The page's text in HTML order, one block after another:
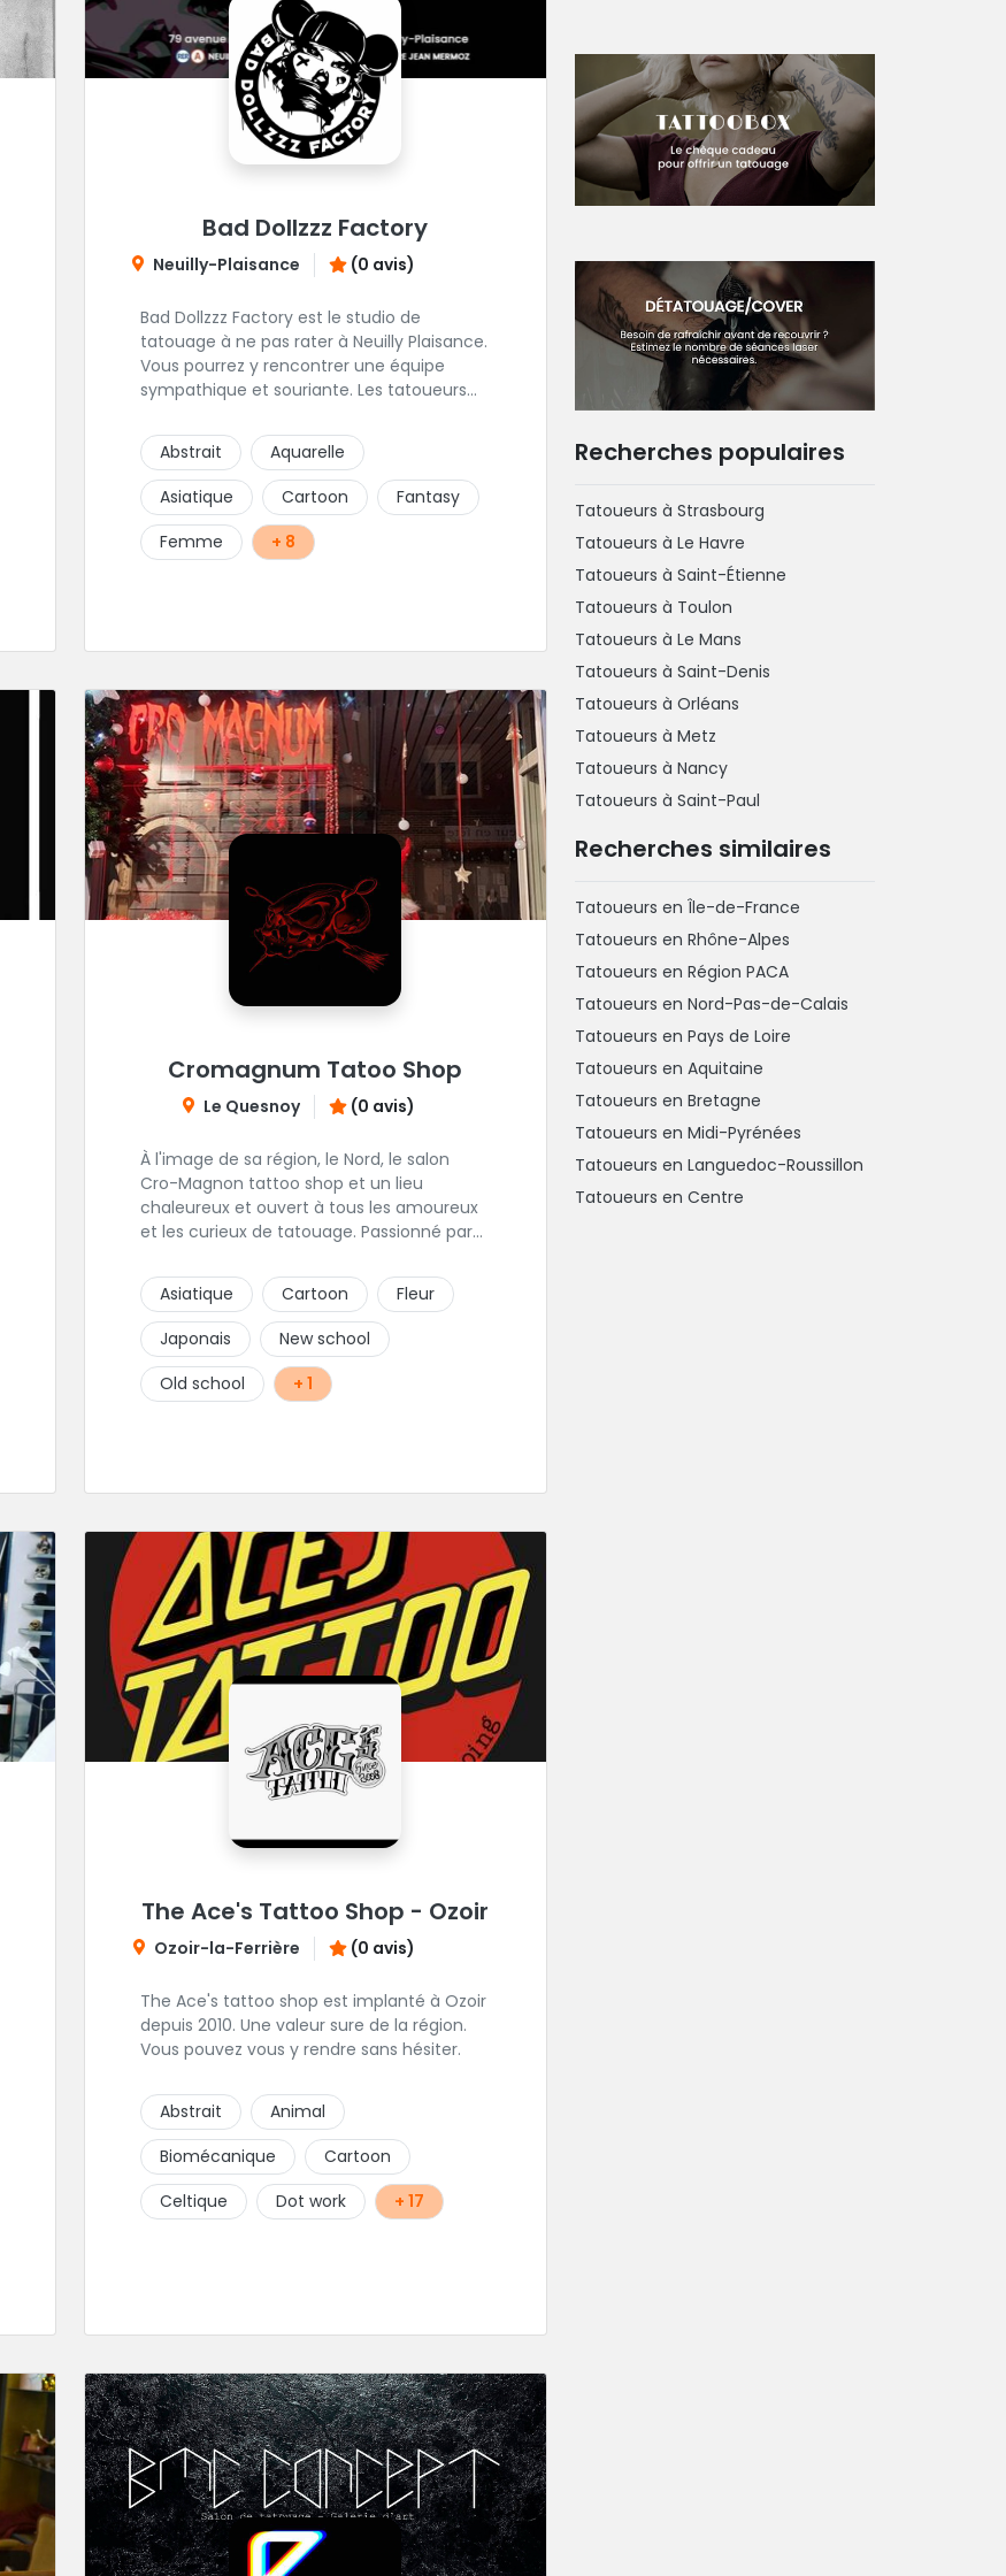
Bad Dollzzz Factory
Neuilly-Plaisance (0 avis)
Bad Dollzzz Factory est le studio de
tatouage à ne pas rater à Neuilly Plaisance.
Vous pourrez y rencontrer une équipe
sympathique et souriante. Les tatoueurs
projets : new school, semi-réaliste, manga-
pop culture et traits fins. Foncez !
Abstrait
Aquarelle
Asiatique
Cartoon
Fantasy
Femme
+ 8
Cromagnum Tatoo Shop
Le Quesnoy (0 avis)
À l'image de sa région, le Nord, le salon
Cro-Magnon tattoo shop et un lieu
chaleureux et ouvert à tous les amoureux
et les curieux de tatouage. Passionné par
artistiques à votre service.
Asiatique Cartoon
Fleur
Japonais
New school
Old school
+ 1
The Ace's Tattoo Shop - Ozoir
Ozoir-la-Ferrière (0 avis)
The Ace's tattoo shop est implanté à Ozoir
depuis 2010. Une valeur sure de la région.
Vous pouvez vous y rendre sans hésiter.
Abstrait
Animal
Biomécanique
Cartoon
Celtique
Dot work + 17
Recherches populaires
Tatoueurs à Strasbourg
Tatoueurs à Le Havre
Tatoueurs à Saint-Étienne
Tatoueurs à Toulon
Tatoueurs à Le Mans
Tatoueurs à Saint-Denis
Tatoueurs à Orléans
Tatoueurs à Metz
Tatoueurs à Nancy
Tatoueurs à Saint-Paul
Recherches similaires
Tatoueurs en Île-de-France
Tatoueurs en Rhône-Alpes
Tatoueurs en Région PACA
Tatoueurs en Nord-Pas-de-Calais
Tatoueurs en Pays de Loire
Tatoueurs en Aquitaine
Tatoueurs en Bretagne
Tatoueurs en Midi-Pyrénées
Tatoueurs en Languedoc-Roussillon
Tatoueurs en Centre